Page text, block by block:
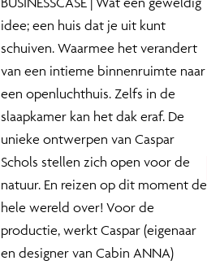
idee; een huis dat je uit kunt
schuiven. Waarmee het verandert
van een intieme binnenruimte naar
een openluchthuis. Zelfs in de
slaapkamer kan het dak eraf. De
unieke ontwerpen van Caspar
Schols stellen zich open voor de
natuur. En reizen op dit moment de
hele wereld over! Voor de
productie, werkt Caspar (eigenaar
en designer van Cabin ANNA)